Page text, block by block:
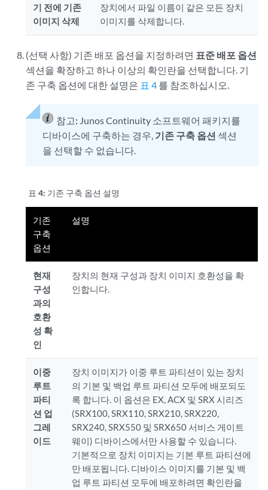
기 전에 기존
이미지 삭제
장치에서 파일 이름이 같은 모든 장치
이미지를 삭제합니다.
(선택 사항) 기존 배포 옵션을 지정하려면 표준 배포 옵션
섹션을 확장하고 하나 이상의 확인란을 선택합니다. 기
존 구축 옵션에 대한 설명은 표 4 를 참조하십시오.
참고: Junos Continuity 소프트웨어 패키지를
디바이스에 구축하는 경우, 기존 구축 옵션 섹션
을 선택할 수 없습니다.
표 4: 기존 구축 옵션 설명
기존
구축
옵션
설명
현재
구성
과의
호환
성 확
인
장치의 현재 구성과 장치 이미지 호환성을 확
인합니다.
이중
루트
파티
션 업
그레
이드
장치 이미지가 이중 루트 파티션이 있는 장치
의 기본 및 백업 루트 파티션 모두에 배포되도
록 합니다. 이 옵션은 EX, ACX 및 SRX 시리즈
(SRX100, SRX110, SRX210, SRX220,
SRX240, SRX550 및 SRX650 서비스 게이트
웨이) 디바이스에서만 사용할 수 있습니다.
기본적으로 장치 이미지는 기본 루트 파티션에
만 배포됩니다. 디바이스 이미지를 기본 및 백
업 루트 파티션 모두에 배포하려면 확인란을